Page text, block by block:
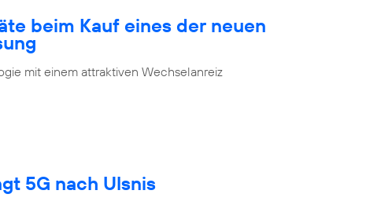
beim Kauf eines der neuen
mit einem attraktiven Wechselanreiz
5G nach Ulsnis